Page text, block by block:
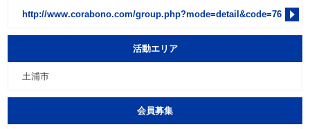
http://www.corabono.com/group.php?mode=detail&code=76
活動エリア
土浦市
会員募集